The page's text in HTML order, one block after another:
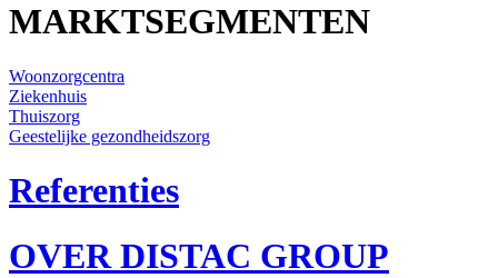
MARKTSEGMENTEN
Woonzorgcentra
Ziekenhuis
Thuiszorg
Geestelijke gezondheidszorg
Referenties
OVER DISTAC GROUP